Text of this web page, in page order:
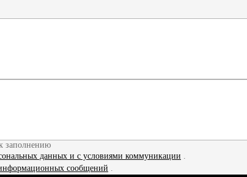
Получить предложение
заполнению
данных и с условиями коммуникации .
сообщений .